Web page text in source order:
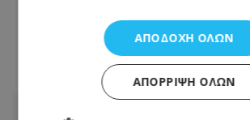
Κατασχέθηκαν δεκάδες
την Αστυνομία
05.08.2026 - 07:31
ΑΠΟΔΟΧΉ ΌΛΩΝ
ΑΠΌΡΡΙΨΗ ΌΛΩΝ